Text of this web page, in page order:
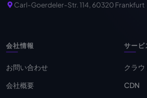
Carl-Goerdeler-Str. 114, 60320 Frankfurt
会社情報
お問い合わせ
会社概要
サー
クラ
CDN